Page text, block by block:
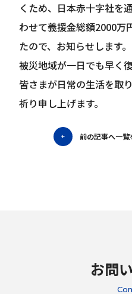
くため、日本赤十字社を
わせて義援金総額2000万
たので、お知らせします。
被災地域が一日でも早く
皆さまが日常の生活を取
祈り申し上げます。
前の記事へ一覧
お問